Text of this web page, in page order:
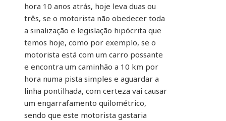
hora 10 anos atrás, hoje leva duas ou
três, se o motorista não obedecer toda
a sinalização e legislação hipócrita que
temos hoje, como por exemplo, se o
motorista está com um carro possante
e encontra um caminhão a 10 km por
hora numa pista simples e aguardar a
linha pontilhada, com certeza vai causar
um engarrafamento quilométrico,
sendo que este motorista gastaria